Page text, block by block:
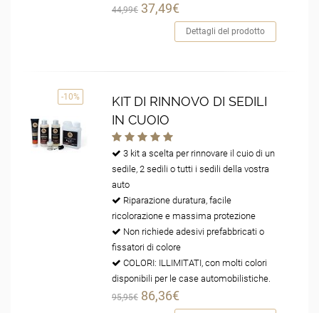
44,99€ 37,49€
Dettagli del prodotto
-10%
KIT DI RINNOVO DI SEDILI
IN CUOIO
3 kit a scelta per rinnovare il cuio di un
sedile, 2 sedili o tutti i sedili della vostra
auto
Riparazione duratura, facile
ricolorazione e massima protezione
Non richiede adesivi prefabbricati o
fissatori di colore
COLORI: ILLIMITATI, con molti colori
disponibili per le case automobilistiche.
95,95€ 86,36€